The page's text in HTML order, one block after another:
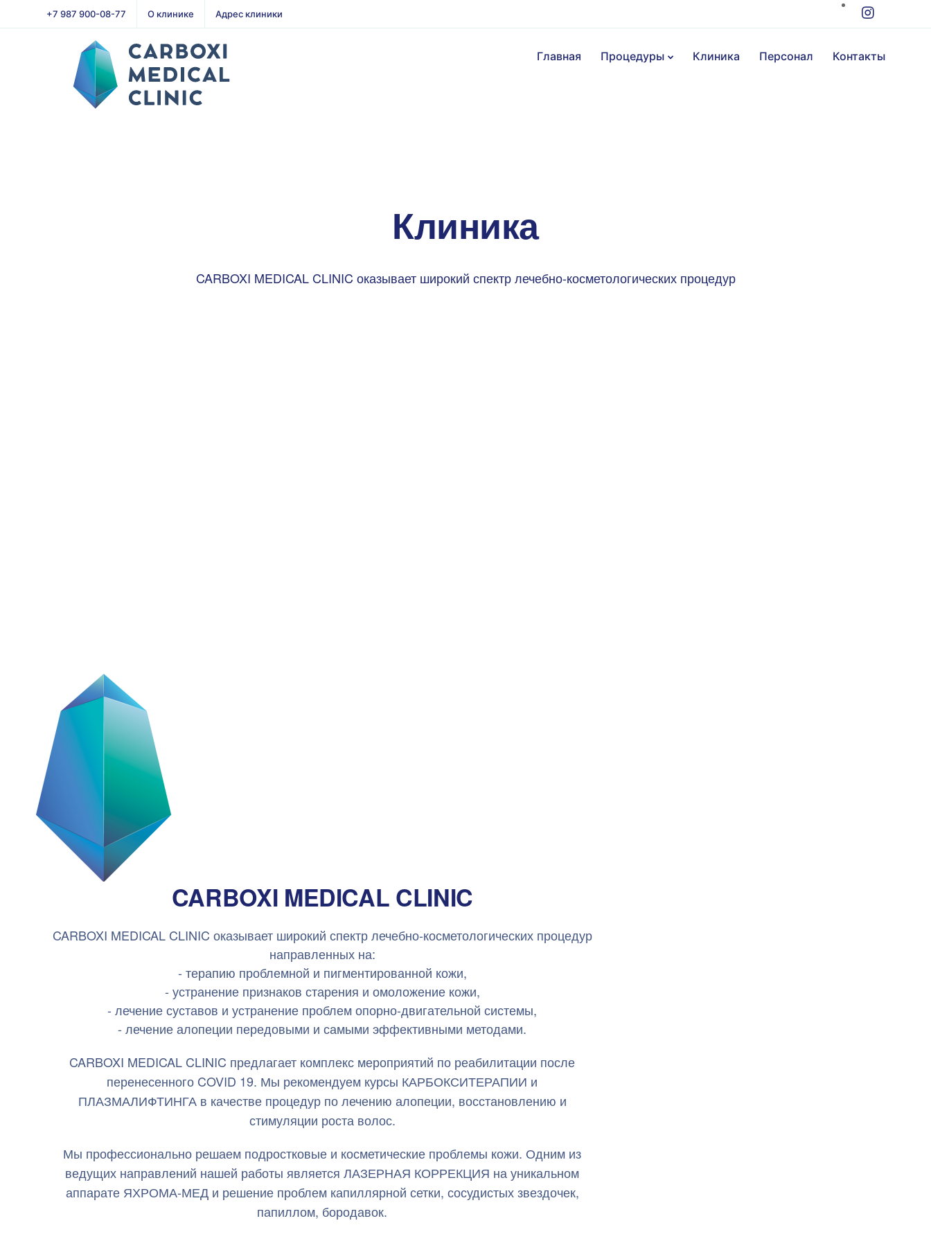
+7 987 900-08-77 О клинике Адрес клиники
Главная Процедуры Клиника Персонал Контакты
Клиника
CARBOXI MEDICAL CLINIC оказывает широкий спектр лечебно-косметологических процедур
CARBOXI MEDICAL CLINIC
CARBOXI MEDICAL CLINIC оказывает широкий спектр лечебно-косметологических процедур
направленных на:
- терапию проблемной и пигментированной кожи,
- устранение признаков старения и омоложение кожи,
- лечение суставов и устранение проблем опорно-двигательной системы,
- лечение алопеции передовыми и самыми эффективными методами.
CARBOXI MEDICAL CLINIC предлагает комплекс мероприятий по реабилитации после
перенесенного COVID 19. Мы рекомендуем курсы КАРБОКСИТЕРАПИИ и
ПЛАЗМАЛИФТИНГА в качестве процедур по лечению алопеции, восстановлению и
стимуляции роста волос.
Мы профессионально решаем подростковые и косметические проблемы кожи. Одним из
ведущих направлений нашей работы является ЛАЗЕРНАЯ КОРРЕКЦИЯ на уникальном
аппарате ЯХРОМА-МЕД и решение проблем капиллярной сетки, сосудистых звездочек,
папиллом, бородавок.